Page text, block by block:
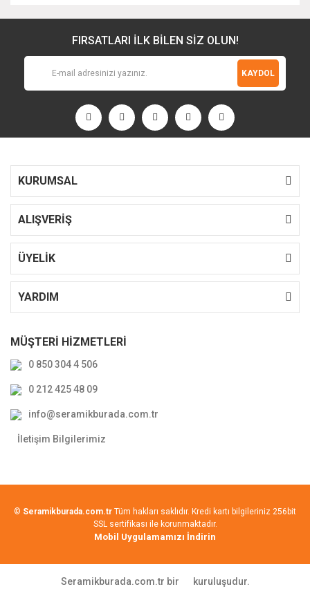
FIRSATLARI İLK BİLEN SİZ OLUN!
KAYDOL
KURUMSAL
ALIŞVERİŞ
ÜYELİK
YARDIM
MÜŞTERİ HİZMETLERİ
0 850 304 4 506
0 212 425 48 09
info@seramikburada.com.tr
İletişim Bilgilerimiz
© Seramikburada.com.tr Tüm hakları saklıdır. Kredi kartı bilgileriniz 256bit
SSL sertifikası ile korunmaktadır.
Mobil Uygulamamızı İndirin
Seramikburada.com.tr bir kuruluşudur.